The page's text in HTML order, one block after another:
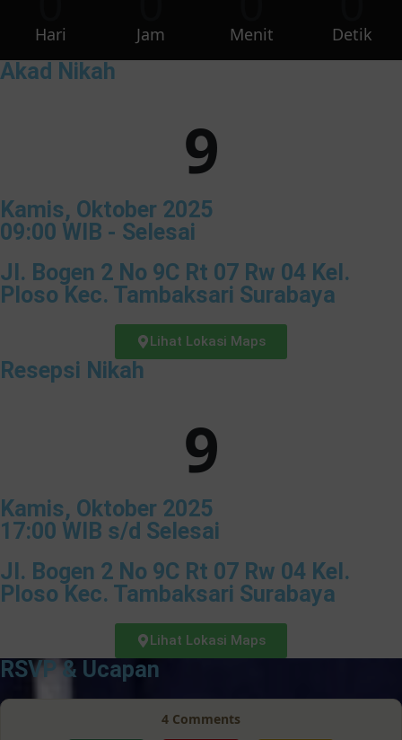
Hari Jam Menit Detik
Akad Nikah
9
Kamis, Oktober 2025
09:00 WIB - Selesai
Jl. Bogen 2 No 9C Rt 07 Rw 04 Kel.
Ploso Kec. Tambaksari Surabaya
Lihat Lokasi Maps
Resepsi Nikah
9
Kamis, Oktober 2025
17:00 WIB s/d Selesai
Jl. Bogen 2 No 9C Rt 07 Rw 04 Kel.
Ploso Kec. Tambaksari Surabaya
Lihat Lokasi Maps
RSVP & Ucapan
4 Comments